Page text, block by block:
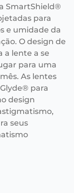
SmartShield®
para
e umidade da
O design de
a lente a se
para uma
As lentes
para
design
seus